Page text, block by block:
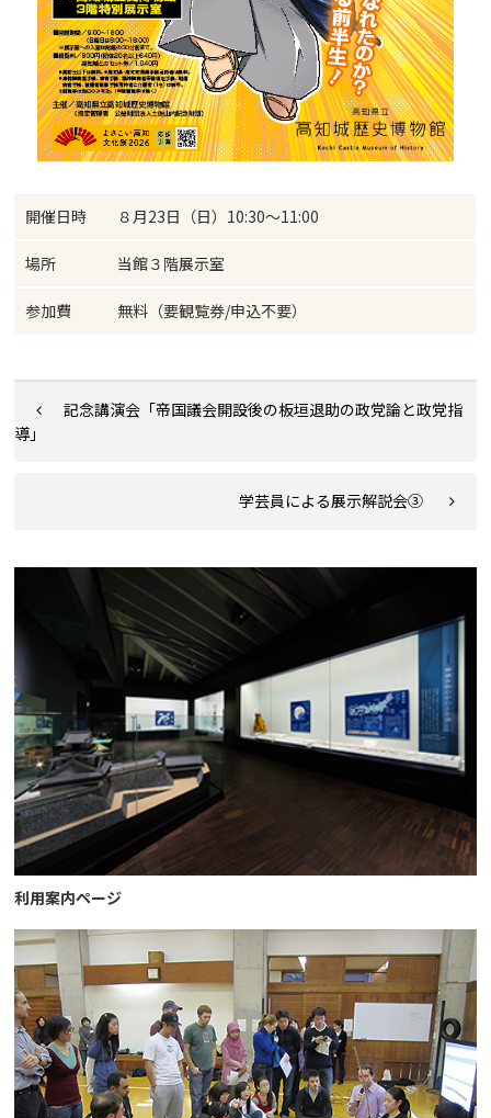
開催日時 ８月23日（日）10:30～11:00
場所 当館３階展示室
参加費 無料（要観覧券/申込不要）
記念講演会「帝国議会開設後の板垣退助の政党論と政党指
導」
学芸員による展示解説会③
利用案内ページ